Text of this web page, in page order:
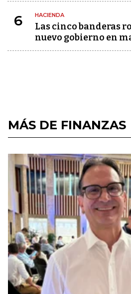
6 HACIENDA
Las cinco banderas
nuevo gobierno en
MÁS DE FINANZAS